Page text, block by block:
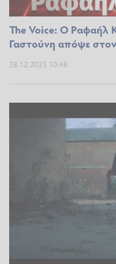
The Voice: Ο Ραφαήλ
Γαστούνη απόψε στον
28.12.2025 10:48